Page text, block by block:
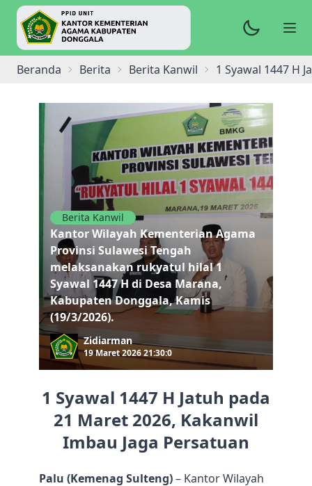
Beranda Berita Berita Kanwil 1 Syawal 1447 H
Berita Kanwil
Kantor Wilayah Kementerian Agama
Provinsi Sulawesi Tengah
melaksanakan rukyatul hilal 1
Syawal 1447 H di Desa Marana,
Kabupaten Donggala, Kamis
(19/3/2026).
Zidiarman
19 Maret 2026 21:30:0
1 Syawal 1447 H Jatuh pada
21 Maret 2026, Kakanwil
Imbau Jaga Persatuan
Palu (Kemenag Sulteng)– Kantor Wilayah